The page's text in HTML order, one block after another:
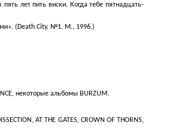
лет пить виски. Когда тебе пятнадцать-
(Death City, №1. М., 1996.)
некоторые альбомы BURZUM.
AT THE GATES, CROWN OF THORNS,